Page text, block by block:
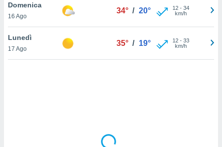
a piè
del
Domenica
16 Ago
34° / 20° 12- 34
km/h
Lunedì
17 Ago
35° / 19° 12- 33
km/h